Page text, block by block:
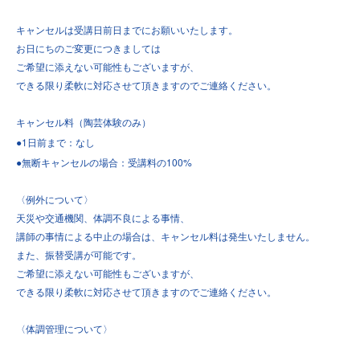
キャンセルは受講日前日までにお願いいたします。
お日にちのご変更につきましては
ご希望に添えない可能性もございますが、
できる限り柔軟に対応させて頂きますのでご連絡ください。
キャンセル料（陶芸体験のみ）
●1 日前まで：なし
●無断キャンセルの場合：受講料の100%
〈例外について〉
天災や交通機関、体調不良による事情、
講師の事情による中止の場合は、キャンセル料は発生いたしません。
また、振替受講が可能です。
ご希望に添えない可能性もございますが、
できる限り柔軟に対応させて頂きますのでご連絡ください。
〈体調管理について〉